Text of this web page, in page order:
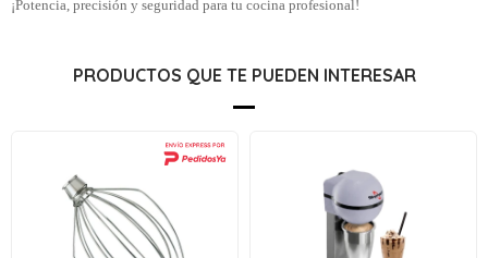
¡Potencia, precisión y seguridad para tu cocina profesional!
PRODUCTOS QUE TE PUEDEN INTERESAR